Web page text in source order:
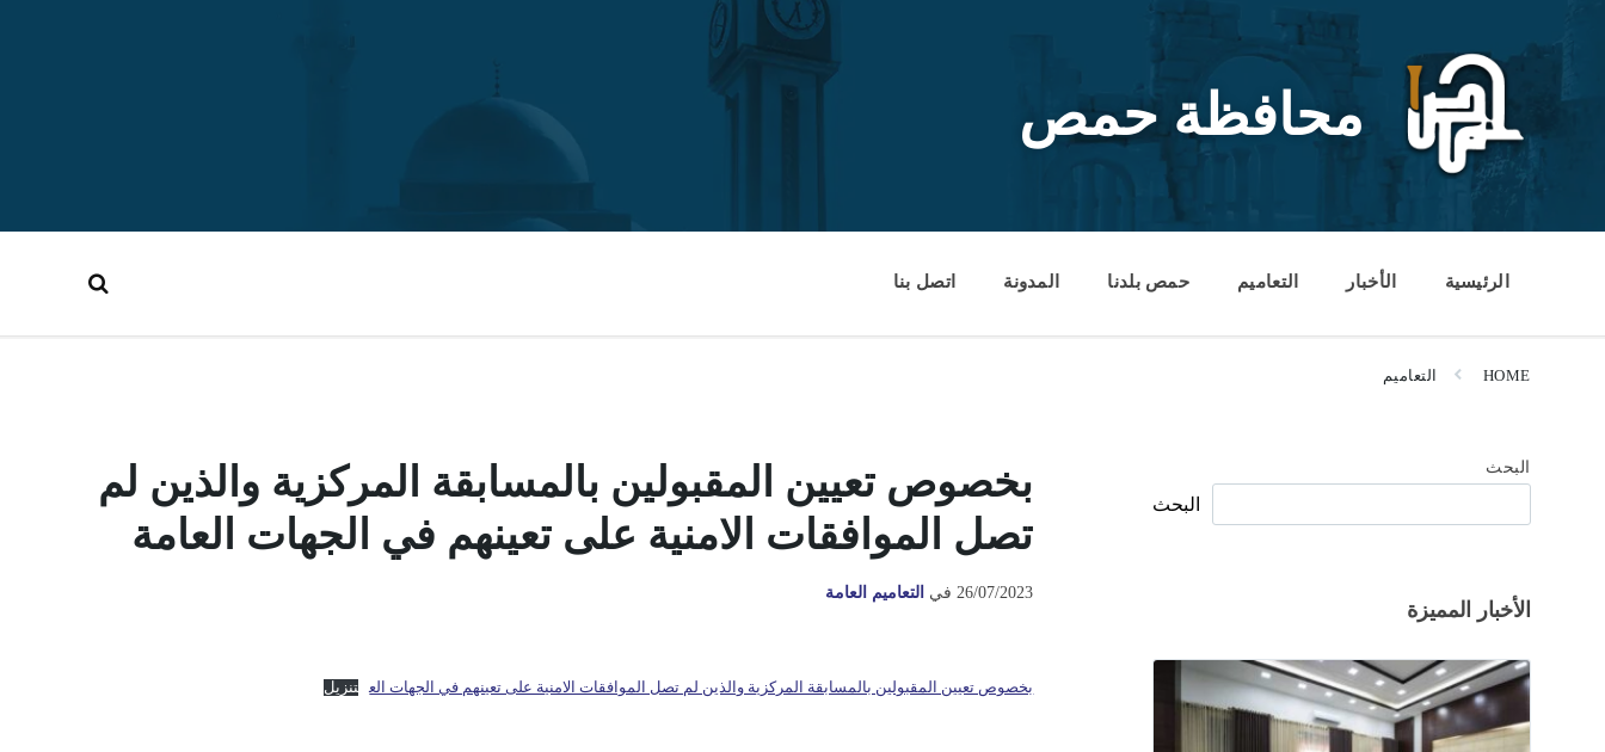
content
محافظة حمص
الرئيسية الأخبار التعاميم حمص بلدنا المدونة اتصل بنا
HOME التعاميم
بخصوص تعيين المقبولين بالمسابقة المركزية والذين لم
تصل الموافقات الامنية على تعينهم في الجهات العامة
26/07/2023 في التعاميم العامة
بخصوص تعيين المقبولين بالمسابقة المركزية والذين لم تصل الموافقات الامنية على تعينهم في الجهات الع تنزيل
البحث
البحث
الأخبار المميزة